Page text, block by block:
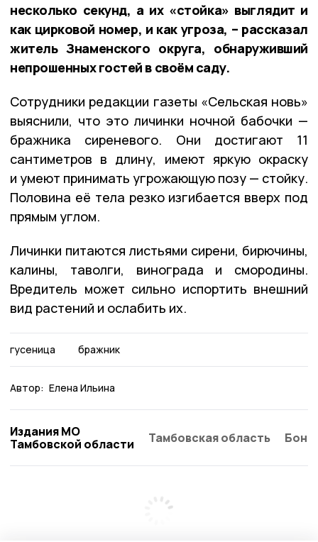
несколько секунд, а их «стойка» выглядит и
как цирковой номер, и как угроза, – рассказал
житель Знаменского округа, обнаруживший
непрошенных гостей в своём саду.
Сотрудники редакции газеты «Сельская новь»
выяснили, что это личинки ночной бабочки —
бражника сиреневого. Они достигают 11
сантиметров в длину, имеют яркую окраску
и умеют принимать угрожающую позу — стойку.
Половина её тела резко изгибается вверх под
прямым углом.
Личинки питаются листьями сирени, бирючины,
калины, таволги, винограда и смородины.
Вредитель может сильно испортить внешний
вид растений и ослабить их.
гусеница бражник
Автор: Елена Ильина
Издания МО
Тамбовской области
Тамбовская область